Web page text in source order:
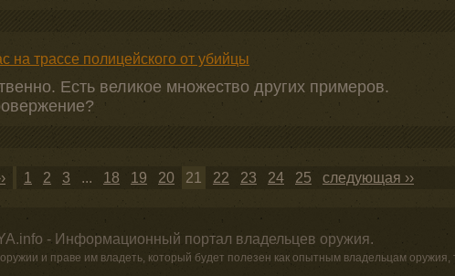
на трассе полицейского от убийцы
Есть великое множество других примеров.
1 2 3 ... 18 19 20 21 22 23 24 25 следующая ››
- Информационный портал владельцев оружия.
и праве им владеть, который будет полезен как опытным владельцам